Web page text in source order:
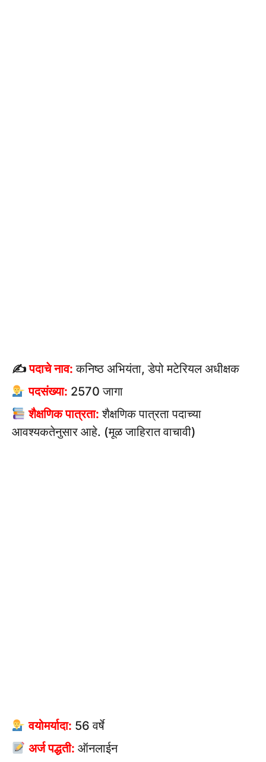
✍पदाचे नाव: कनिष्ठ अभियंता, डेपो मटेरियल अधीक्षक
पदसंख्या: 2570 जागा
शैक्षणिक पात्रता: शैक्षणिक पात्रता पदाच्या
आवश्यकतेनुसार आहे. (मूळ जाहिरात वाचावी)
वयोमर्यादा: 56 वर्षे
अर्ज पद्धती: ऑनलाईन